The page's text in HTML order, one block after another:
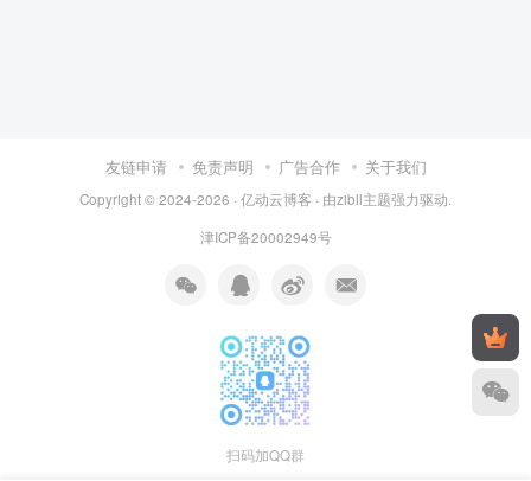
友链申请 免责声明 广告合作 关于我们
Copyright © 2024-2026 · 亿动云博客 · 由zibll主题强力驱动.
津ICP备20002949号
扫码加QQ群